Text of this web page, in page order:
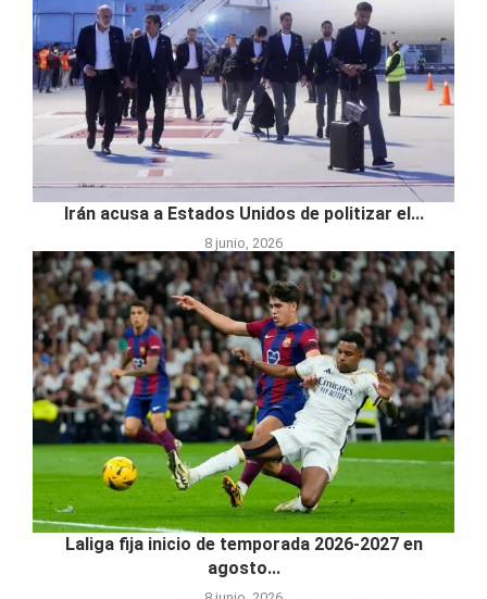
Irán acusa a Estados Unidos de politizar el...
8 junio, 2026
Laliga fija inicio de temporada 2026-2027 en
agosto...